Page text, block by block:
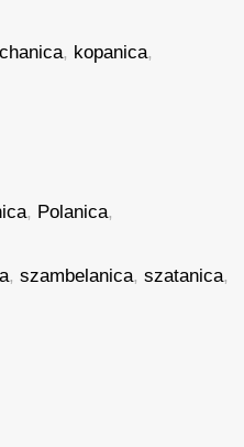
, kopanica,
, Polanica,
,szambelanica,szatanica,